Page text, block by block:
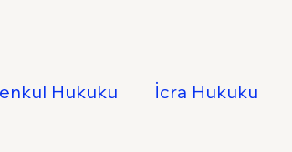
Hukuku İcra Hukuku